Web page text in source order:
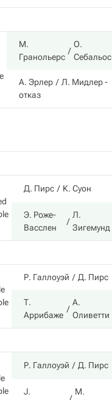
М.
Гранольерс
О.
Себальос
А. Эрлер Л. Мидлер-
отказ
Д. Пирс К. Суон
Э. Роже-
Васслен
Л.
Зигемунд
Р. Галлоуэй Д. Пирс
Т.
Аррибаже
А.
Оливетти
Р. Галлоуэй Д. Пирс
J.
M.